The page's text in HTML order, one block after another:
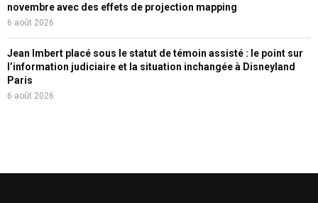
novembre avec des effets de projection mapping
6 août 2026
Jean Imbert placé sous le statut de témoin assisté : le point sur
l’information judiciaire et la situation inchangée à Disneyland
Paris
6 août 2026